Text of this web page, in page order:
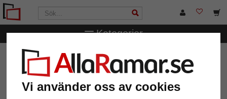
Vi använder oss av cookies
Kategorier
AllaRamar.se Ramtyp Foto- & porträttramar
Glasram med hjärtan